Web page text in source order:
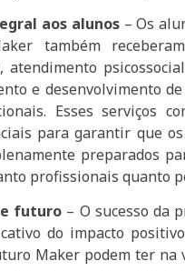
aos alunos – Os
também
atendimento
e desenvolvimento
Esses serviços
para garantir que
preparados
profissionais quanto
futuro – O sucesso da
do impacto
Maker podem ter na